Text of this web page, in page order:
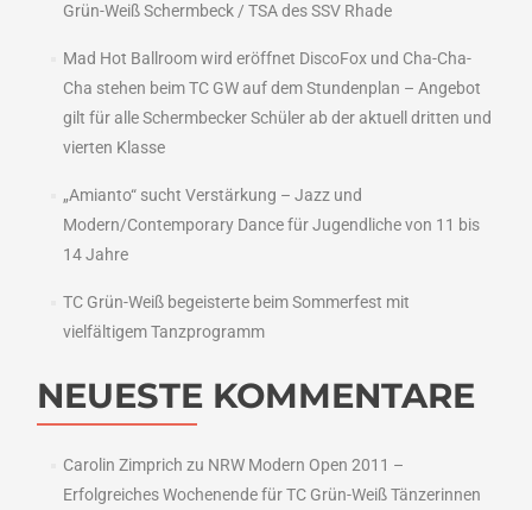
Grün-Weiß Schermbeck / TSA des SSV Rhade
Mad Hot Ballroom wird eröffnet DiscoFox und Cha-Cha-
Cha stehen beim TC GW auf dem Stundenplan – Angebot
gilt für alle Schermbecker Schüler ab der aktuell dritten und
vierten Klasse
„Amianto“ sucht Verstärkung – Jazz und
Modern/Contemporary Dance für Jugendliche von 11 bis
14 Jahre
TC Grün-Weiß begeisterte beim Sommerfest mit
vielfältigem Tanzprogramm
NEUESTE KOMMENTARE
Carolin Zimprich zu NRW Modern Open 2011 –
Erfolgreiches Wochenende für TC Grün-Weiß Tänzerinnen